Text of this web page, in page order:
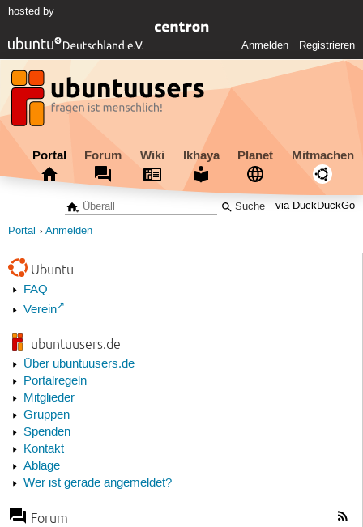
hosted by
Anmelden Registrieren
Portal Forum Wiki Ikhaya Planet Mitmachen
via DuckDuckGo
Portal Anmelden
Ubuntu
FAQ
Verein
ubuntuusers.de
Über ubuntuusers.de
Portalregeln
Mitglieder
Gruppen
Spenden
Kontakt
Ablage
Wer ist gerade angemeldet?
Forum